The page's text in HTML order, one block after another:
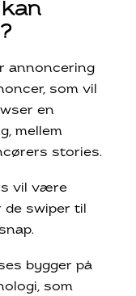
annoncering
som vil
en
mellem
stories.
vil være
de swiper til
bygger på
som